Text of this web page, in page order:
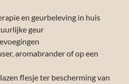
en geurbeleving in huis
geur
aromabrander of op een
flesje ter bescherming van